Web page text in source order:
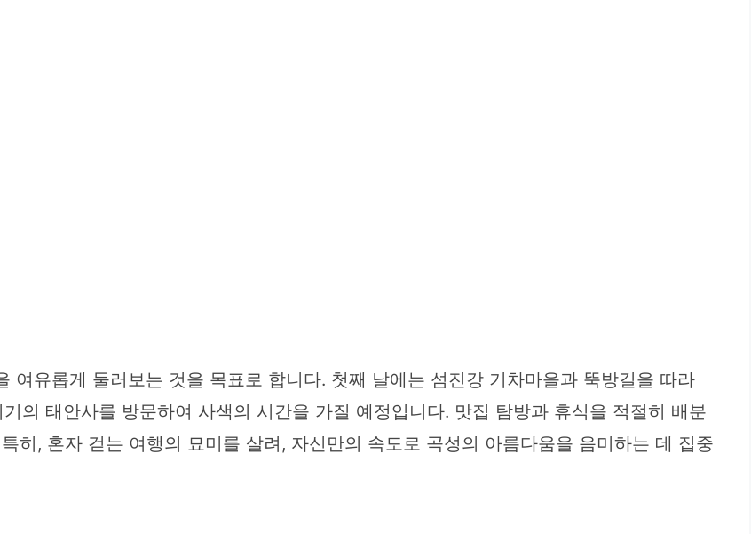
여유롭게 둘러보는 것을 목표로 합니다. 첫째 날에는 섬진강 기차마을과 뚝방길을 따라
의 태안사를 방문하여 사색의 시간을 가질 예정입니다. 맛집 탐방과 휴식을 적절히 배분
히, 혼자 걷는 여행의 묘미를 살려, 자신만의 속도로 곡성의 아름다움을 음미하는 데 집중